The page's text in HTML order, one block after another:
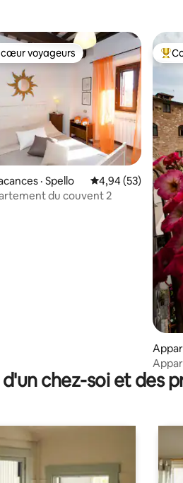
5, 13 commentaires
voyageurs parmi les plus aimés
voyageurs
· Spello Note moyenne de
4,94 (53)
du couvent 2
Spello
chez-soi et des